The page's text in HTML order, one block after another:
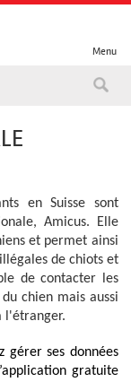
Menu
en Suisse sont
Amicus. Elle
et permet ainsi
de chiots et
de contacter les
chien mais aussi
l'étranger.
gérer ses données
gratuite